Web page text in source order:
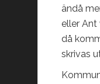
ändå
eller Ant
då
skrivas